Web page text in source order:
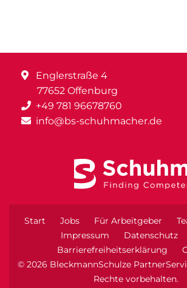
Englerstraße 4
77652 Offenburg
+49 781 96678760
info@bs-schuhmacher.de
Start Jobs Für Arbeitgeber
Impressum
Datenschutz
Barrierefreiheitserklärung
© 2026 BleckmannSchulze
Rechte vorbehalten.